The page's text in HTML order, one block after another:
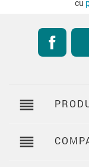
cu
reorder
reorder